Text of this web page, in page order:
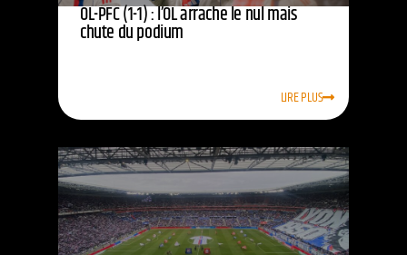
OL-PFC (1-1) : l’OL arrache le nul mais
chute du podium
LIRE PLUS